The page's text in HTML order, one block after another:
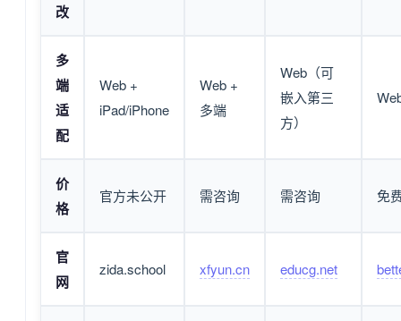
改
多
端
适
配
Web +
iPad/iPhone
Web +
多端
Web（可
嵌入第三
方）
价
格
官方未公开 需咨询 需咨询 免
官
网
zida.school xfyun.cn educg.net